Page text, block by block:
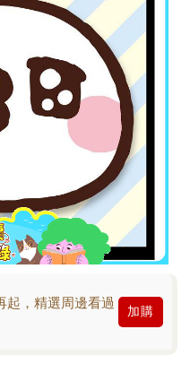
，精選周邊看過
加購